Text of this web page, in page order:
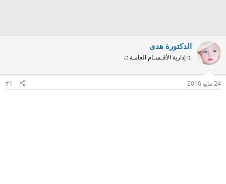
الدكتورة هدى
.:: إدارية الأقـسـام العامـة ::.
24 مايو 2016 #1